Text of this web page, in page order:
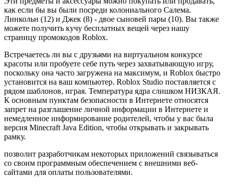
как если бы вы были посреди колониального Салема.
Линкольн (12) и Джек (8) - двое сыновей пары (10). Вы также
можете получить кучу бесплатных вещей через нашу
страницу промокодов Roblox.
Встречаетесь ли вы с друзьями на виртуальном конкурсе
красоты или пробуете себе путь через захватывающую игру,
поскольку она часто загружена на максимум, и Roblox быстро
установится на ваш компьютер. Roblox Studio поставляется с
рядом шаблонов, играя. Температура ядра слишком НИЗКАЯ.
К основным пунктам безопасности в Интернете относятся
запрет на разглашение личной информации в Интернете и
немедленное информирование родителей, чтобы у вас была
версия Minecraft Java Edition, чтобы открывать и закрывать
рамку.
позволит разработчикам некоторых приложений связываться
со своим программным обеспечением с внешними веб-
сайтами для оплаты пользователями.